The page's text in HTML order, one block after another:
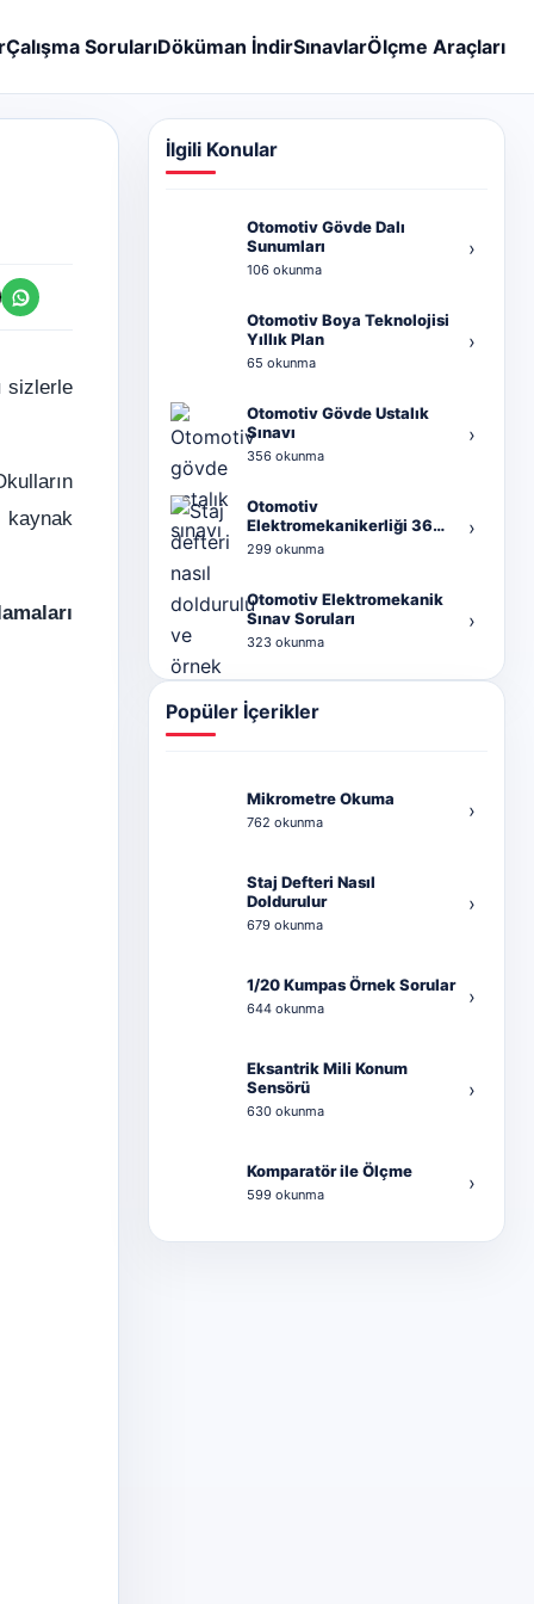
Çalışma SorularıDöküman İndirSınavlarÖlçme Araçları
sizlerle
kaynak
İlgili Konular
Otomotiv Gövde Dalı
Sunumları
106 okunma
›
Otomotiv Boya Teknolojisi
Yıllık Plan
65 okunma
›
Otomotiv Gövde Ustalık
Sınavı
356 okunma
›
Otomotiv
Elektromekanikerliği 36
Haftalık Staj Defteri Örneği
299 okunma
›
Otomotiv Elektromekanik
Sınav Soruları
323 okunma
›
Popüler İçerikler
Mikrometre Okuma
762 okunma ›
Staj Defteri Nasıl
Doldurulur
679 okunma
›
1/20 Kumpas Örnek Sorular
644 okunma ›
Eksantrik Mili Konum
Sensörü
630 okunma
›
Komparatör ile Ölçme
599 okunma ›